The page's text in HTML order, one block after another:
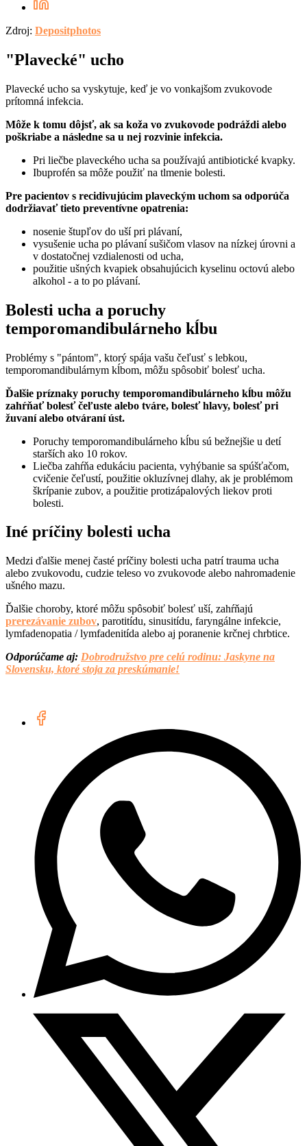
Zdroj: Depositphotos
"Plavecké" ucho
Plavecké ucho sa vyskytuje, keď je vo vonkajšom zvukovode
prítomná infekcia.
Môže k tomu dôjsť, ak sa koža vo zvukovode podráždi alebo
poškriabe a následne sa u nej rozvinie infekcia.
Pri liečbe plaveckého ucha sa používajú antibiotické kvapky.
Ibuprofén sa môže použiť na tlmenie bolesti.
Pre pacientov s recidivujúcim plaveckým uchom sa odporúča
dodržiavať tieto preventívne opatrenia:
nosenie štupľov do uší pri plávaní,
vysušenie ucha po plávaní sušičom vlasov na nízkej úrovni a
v dostatočnej vzdialenosti od ucha,
použitie ušných kvapiek obsahujúcich kyselinu octovú alebo
alkohol - a to po plávaní.
Bolesti ucha a poruchy
temporomandibulárneho kĺbu
Problémy s "pántom", ktorý spája vašu čeľusť s lebkou,
temporomandibulárnym kĺbom, môžu spôsobiť bolesť ucha.
Ďalšie príznaky poruchy temporomandibulárneho kĺbu môžu
zahŕňať bolesť čeľuste alebo tváre, bolesť hlavy, bolesť pri
žuvaní alebo otváraní úst.
Poruchy temporomandibulárneho kĺbu sú bežnejšie u detí
starších ako 10 rokov.
Liečba zahŕňa edukáciu pacienta, vyhýbanie sa spúšťačom,
cvičenie čeľustí, použitie okluzívnej dlahy, ak je problémom
škrípanie zubov, a použitie protizápalových liekov proti
bolesti.
Iné príčiny bolesti ucha
Medzi ďalšie menej časté príčiny bolesti ucha patrí trauma ucha
alebo zvukovodu, cudzie teleso vo zvukovode alebo nahromadenie
ušného mazu.
Ďalšie choroby, ktoré môžu spôsobiť bolesť uší, zahŕňajú
prerezávanie zubov, parotitídu, sinusitídu, faryngálne infekcie,
lymfadenopatia / lymfadenitída alebo aj poranenie krčnej chrbtice.
Odporúčame aj: Dobrodružstvo pre celú rodinu: Jaskyne na
Slovensku, ktoré stoja za preskúmanie!